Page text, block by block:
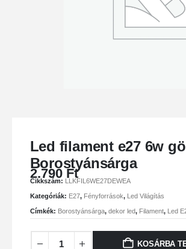
Led filament e27 6w
Borostyánsárga
2.790Ft
Cikkszám: LLKFIL6WE27DEWEA
Kategóriák: E27, Fényforrások, Led Világítás
Címkék: Borostyánsárga, dekor led, Filament, Led
KOSÁRBA